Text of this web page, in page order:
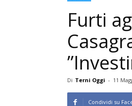
Furti
Di Terni Oggi - 11
Condividi su